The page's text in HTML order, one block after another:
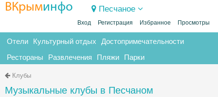
ВКрыминфо Песчаное
Вход Регистрация Избранное Просмотры
Отели Культурный отдых Достопримечательности
Рестораны Развлечения Пляжи Парки
Клубы
Музыкальные клубы в Песчаном